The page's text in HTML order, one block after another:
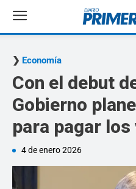
Economía
Con el debut
Gobierno
para pagar
4 de enero 2026